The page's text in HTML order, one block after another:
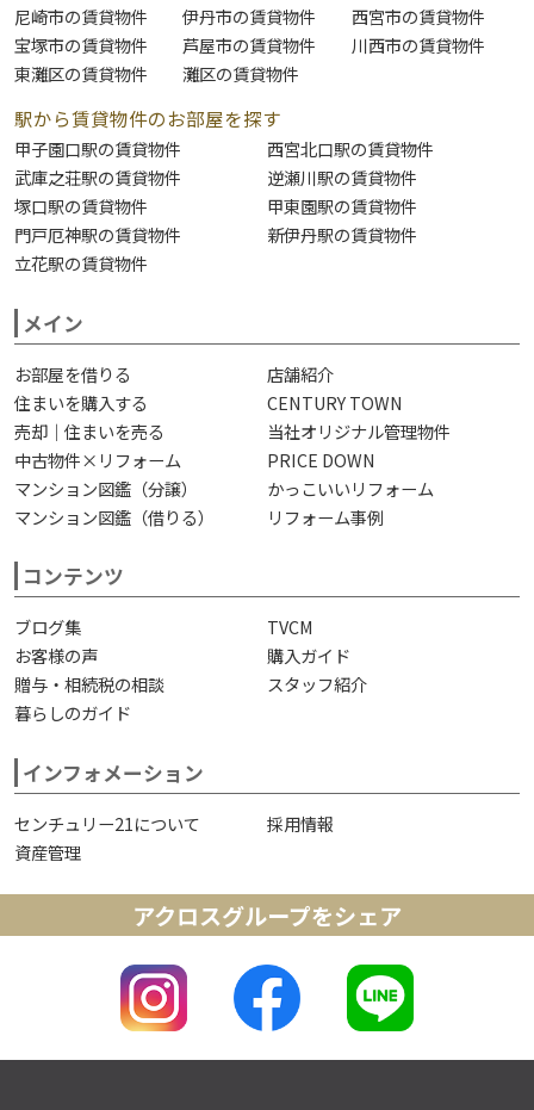
尼崎市の賃貸物件 伊丹市の賃貸物件
西宮市の賃貸物件
宝塚市の賃貸物件
芦屋市の賃貸物件
川西市の賃貸物件
東灘区の賃貸物件
灘区の賃貸物件
駅から賃貸物件のお部屋を探す
甲子園口駅の賃貸物件
西宮北口駅の賃貸物件
武庫之荘駅の賃貸物件
逆瀬川駅の賃貸物件
塚口駅の賃貸物件
甲東園駅の賃貸物件
門戸厄神駅の賃貸物件
新伊丹駅の賃貸物件
立花駅の賃貸物件
メイン
お部屋を借りる
店舗紹介
住まいを購入する
CENTURY TOWN
売却｜住まいを売る
当社オリジナル管理物件
中古物件×リフォーム
PRICE DOWN
マンション図鑑（分譲）
かっこいいリフォーム
マンション図鑑（借りる）
リフォーム事例
コンテンツ
ブログ集
TVCM
お客様の声
購入ガイド
贈与・相続税の相談
スタッフ紹介
暮らしのガイド
インフォメーション
センチュリー21について
採用情報
資産管理
アクロスグループをシェア